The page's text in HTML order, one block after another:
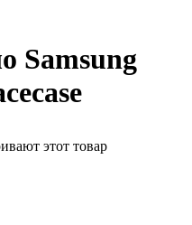
Samsung
этот товар